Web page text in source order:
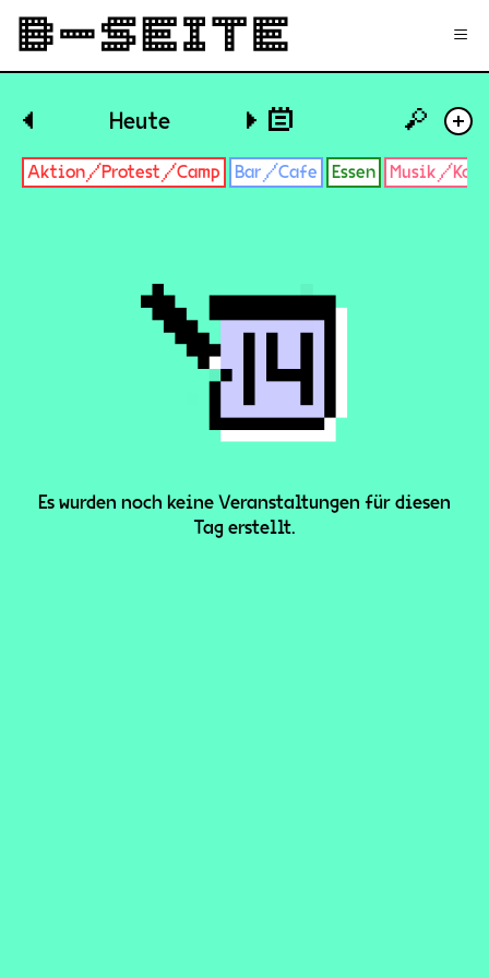
≡
◀ Heute ▶ +
🔎
Aktion/Protest/Camp Bar/Cafe Essen Musik/
Es wurden noch keine Veranstaltungen für diesen
Tag erstellt.